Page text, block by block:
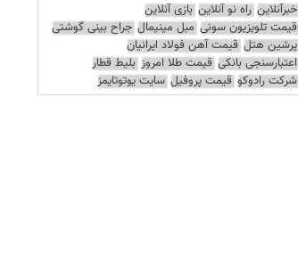
خبرآنلاین راه نو آنلاین بازی آنلاین
قیمت تلویزیون سونی مبل مینیمال جراح بینی گوشتی
پرشین هتل قیمت آهن فولاد ایرانیان
اعتبارسنجی بانکی قیمت طلا امروز بلیط قطار
شرکت رادوکو قیمت پروفیل سایت یوتوتایمز